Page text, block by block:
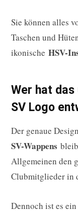
Sie können alles
Taschen und
ikonische HSV-
Wer hat
SV Logo
Der genaue
SV-Wappens
Allgemeinen den
Clubmitglieder in
Dennoch ist es